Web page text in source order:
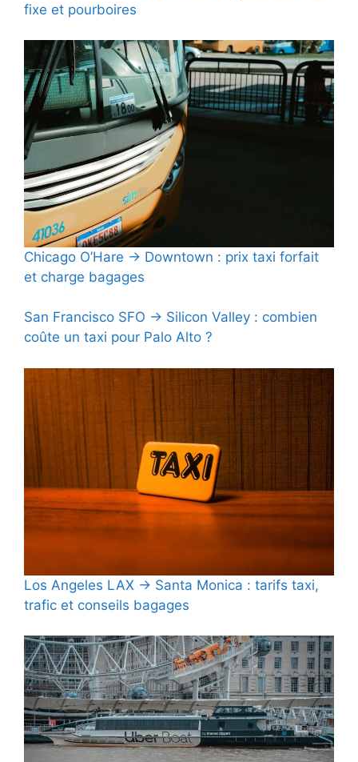
fixe et pourboires
Chicago O’Hare → Downtown : prix taxi forfait
et charge bagages
San Francisco SFO → Silicon Valley : combien
coûte un taxi pour Palo Alto ?
Los Angeles LAX → Santa Monica : tarifs taxi,
trafic et conseils bagages